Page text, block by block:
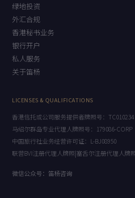
绿地投资
外汇合规
香港秘书业务
银行开户
私人服务
关于笛杨
LICENSES & QUALIFICATIONS
香港信托或公司服务提供者牌照号：TC010234
马绍尔群岛专业代理人牌照号：179086-CORP
中国旅行社业务经营许可证：L-BJ08950
联营BVI注册代理人牌照|塞舌尔注册代理人牌
微信公众号：笛杨咨询